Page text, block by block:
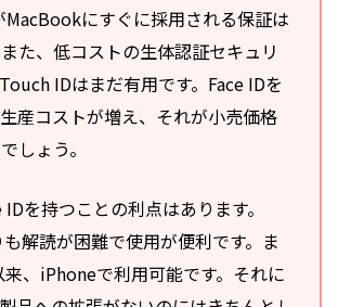
MacBookにすぐに採用される保証は
た、低コストの生体認証セキュリ
IDはまだ有用です。Face IDを
産コストが増え、それが小売価格
しょう。
を持つことの利点はあります。
解読が困難で使用が便利です。ま
、iPhoneで利用可能です。それに